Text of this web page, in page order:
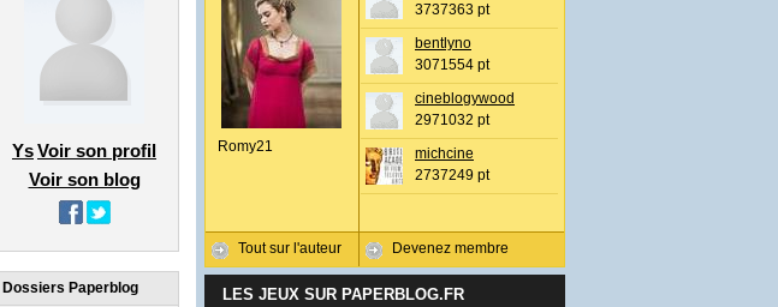
YsVoir son profil
Voir son blog
Dossiers Paperblog
Romy21
Tout sur l'auteur
3737363 pt
bentlyno
3071554 pt
cineblogywood
2971032 pt
michcine
2737249 pt
Devenez membre
LES JEUX SUR PAPERBLOG.FR